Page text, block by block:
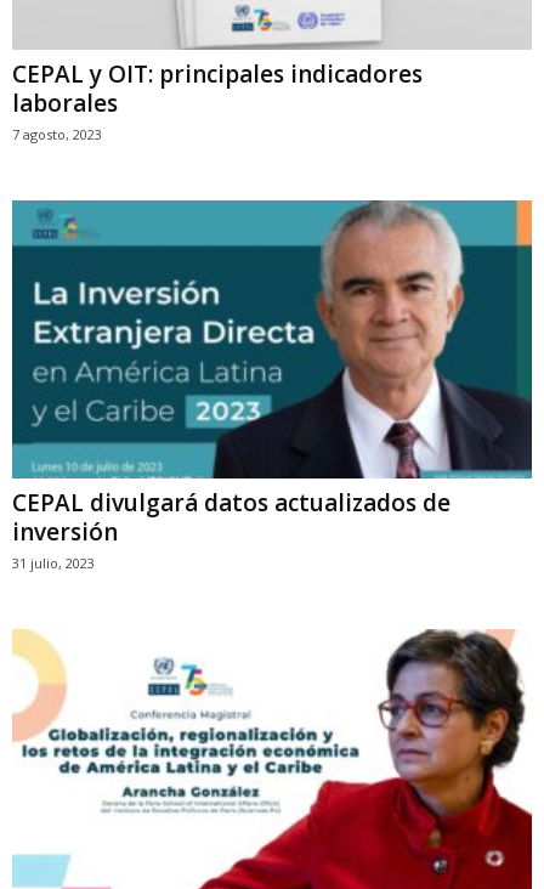
CEPAL y OIT: principales indicadores
laborales
7 agosto, 2023
CEPAL divulgará datos actualizados de
inversión
31 julio, 2023